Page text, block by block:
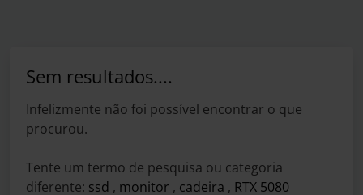
Sem resultados....
Infelizmente não foi possível encontrar o que
procurou.
Tente um termo de pesquisa ou categoria
diferente: ssd , monitor , cadeira , RTX 5080